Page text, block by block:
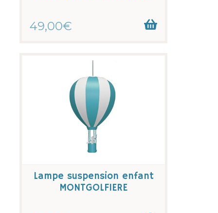
49,00€
Lampe suspension enfant
MONTGOLFIERE